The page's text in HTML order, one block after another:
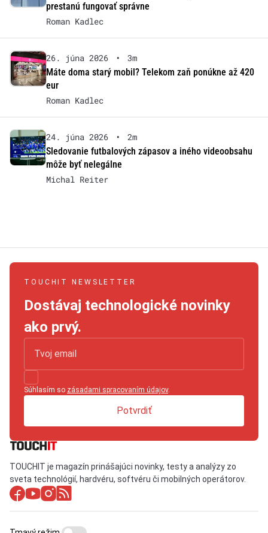
prestanú fungovať správne
Roman Kadlec
26. júna 2026 •
3m
Máte doma starý mobil? Telekom zaň ponúkne až 420
eur
Roman Kadlec
24. júna 2026 •
2m
Sledovanie futbalových zápasov a iného videoobsahu
môže byť nelegálne
Michal Reiter
TOUCHIT NEWSLETTER
Dostávaj technologické novinky
ako prvý.
Súhlasím so zásadami spracovaním údajov.
Potvrdiť
TOUCHIT je magazín prinášajúci novinky, testy a analýzy zo
sveta technológií, hardvéru, softvéru či mobilných operátorov.